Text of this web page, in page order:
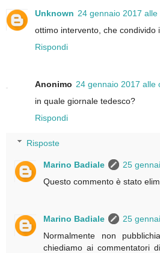
Unknown 24 gennaio 2017
ottimo intervento, che condivido
Rispondi
Anonimo 24 gennaio 2017 alle
in quale giornale tedesco?
Rispondi
Risposte
Marino Badiale
25
Questo commento è stato
Marino Badiale
25
Normalmente non
chiediamo ai commentatori